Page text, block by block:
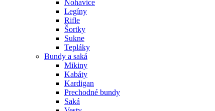
Nohavice
Legíny
Rifle
Šortky
Sukne
Tepláky
Bundy a saká
Mikiny
Kabáty
Kardigan
Prechodné bundy
Saká